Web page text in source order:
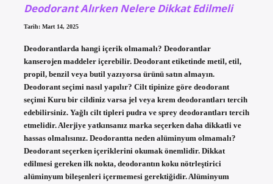
Deodorant Alırken Nelere Dikkat Edilmeli
Tarih: Mart 14, 2025
Deodorantlarda hangi içerik olmamalı? Deodorantlar
kanserojen maddeler içerebilir. Deodorant etiketinde metil, etil,
propil, benzil veya butil yazıyorsa ürünü satın almayın.
Deodorant seçimi nasıl yapılır? Cilt tipinize göre deodorant
seçimi Kuru bir cildiniz varsa jel veya krem ​​deodorantları tercih
edebilirsiniz. Yağlı cilt tipleri pudra ve sprey deodorantları tercih
etmelidir. Alerjiye yatkınsanız marka seçerken daha dikkatli ve
hassas olmalısınız. Deodorantta neden alüminyum olmamalı?
Deodorant seçerken içeriklerini okumak önemlidir. Dikkat
edilmesi gereken ilk nokta, deodorantın koku nötrleştirici
alüminyum bileşenleri içermemesi gerektiğidir. Alüminyum